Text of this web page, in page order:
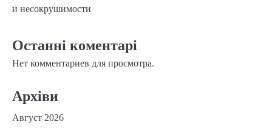
и несокрушимости
Останні коментарі
Нет комментариев для просмотра.
Архіви
Август 2026